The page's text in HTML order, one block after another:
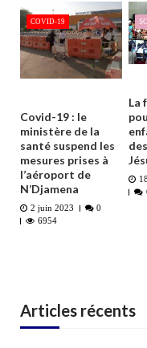
COVID-19
Covid-19 : le
ministère de la
santé suspend les
mesures prises à
l’aéroport de
N’Djamena
2 juin 2023
0
6954
La
Articles récents